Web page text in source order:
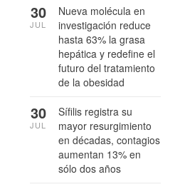
Nueva molécula en
investigación reduce
hasta 63% la grasa
hepática y redefine el
futuro del tratamiento
de la obesidad
30
JUL
Sífilis registra su
mayor resurgimiento
en décadas, contagios
aumentan 13% en
sólo dos años
30
JUL